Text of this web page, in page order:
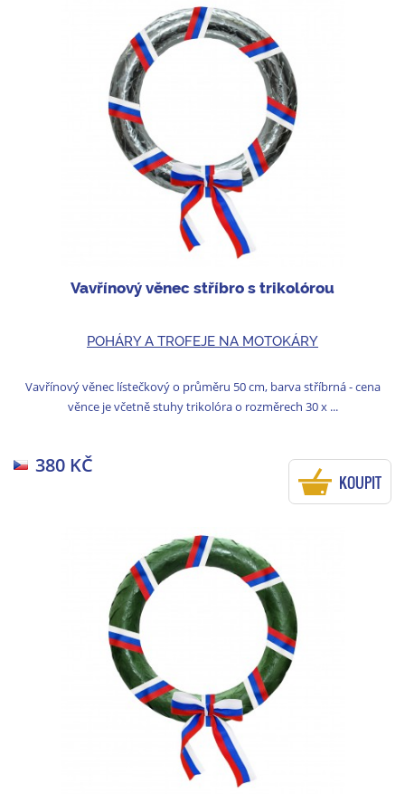
Vavřínový věnec stříbro s trikolórou
POHÁRY A TROFEJE NA MOTOKÁRY
Vavřínový věnec lístečkový o průměru 50 cm, barva stříbrná - cena
věnce je včetně stuhy trikolóra o rozměrech 30 x ...
380 KČ
KOUPIT